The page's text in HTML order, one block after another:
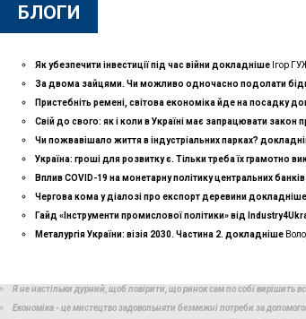
БЛОГИ
Як убезпечити інвестиції під час війни докладнiше Ігор
За двома зайцями. Чи можливо одночасно подолати
Пристебніть ремені, світова економіка йде на посадку
Свій до свого: як і коли в Україні має запрацювати закон
Чи пожвавішало життя в індустріальних парках?
Україна: гроші для розвитку є. Тільки треба їх грамотно
Вплив COVID-19 на монетарну політику центральних банків
Чергова кома у діалозі про експорт деревини докладнiше
Гайд «Інструменти промислової політики» від
Металургія України: візія 2030. Частина 2. докладнiше
Я не настільки дурний, щоб повірити, що ринок сам по собі вирішить
Економіка - це мистецтво задовольняти безмежні потреби за